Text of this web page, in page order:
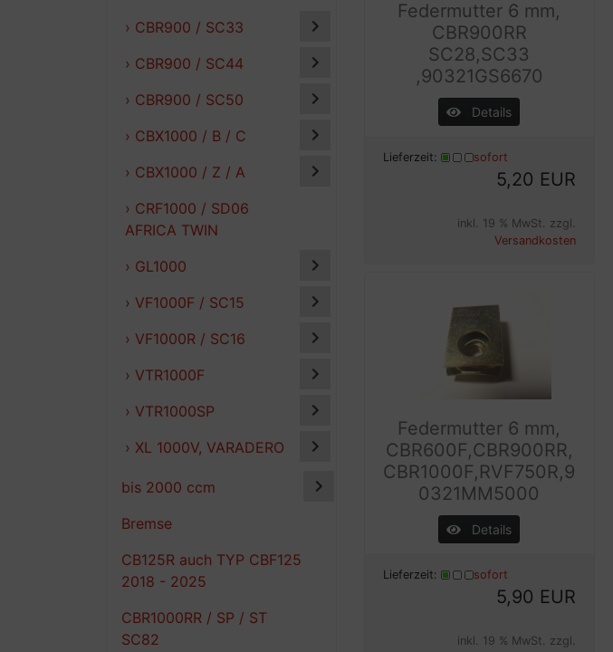
› CBR900 / SC33
› CBR900 / SC44
› CBR900 / SC50
› CBX1000 / B / C
› CBX1000 / Z / A
› CRF1000 / SD06
AFRICA TWIN
› GL1000
› VF1000F / SC15
› VF1000R / SC16
› VTR1000F
› VTR1000SP
› XL 1000V, VARADERO
bis 2000 ccm
Bremse
CB125R auch TYP CBF125
2018 - 2025
CBR1000RR / SP / ST
SC82
Federmutter 6 mm,
CBR900RR
SC28,SC33
,90321GS6670
Details
Lieferzeit: sofort
5,20 EUR
inkl. 19 % MwSt. zzgl.
Versandkosten
Federmutter 6 mm,
CBR600F,CBR900RR,
CBR1000F,RVF750R,9
0321MM5000
Details
Lieferzeit: sofort
5,90 EUR
inkl. 19 % MwSt. zzgl.